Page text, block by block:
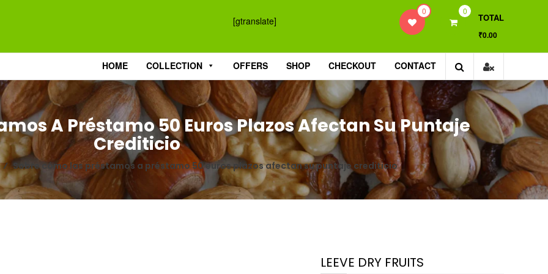
0 0
TOTAL
₹0.00
[gtranslate]
HOME COLLECTION OFFERS SHOP CHECKOUT CONTACT
A Préstamo 50 Euros Plazos Afectan Su Puntaje
Crediticio
⁄ Sobre cómo las préstamos a préstamo 50 euros plazos afectan su puntaje crediticio
LEEVE DRY FRUITS